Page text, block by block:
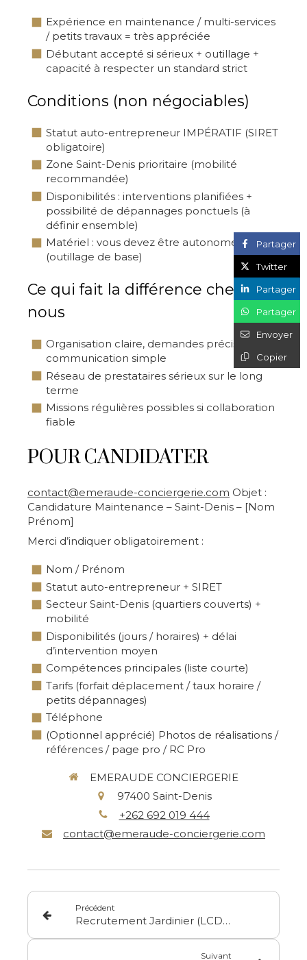
Expérience en maintenance / multi-services
/ petits travaux = très appréciée
Débutant accepté si sérieux + outillage +
capacité à respecter un standard strict
Conditions (non négociables)
Statut auto-entrepreneur IMPÉRATIF (SIRET
obligatoire)
Zone Saint-Denis prioritaire (mobilité
recommandée)
Disponibilités : interventions planifiées +
possibilité de dépannages ponctuels (à
définir ensemble)
Matériel : vous devez être autonome
(outillage de base)
Ce qui fait la différence chez
nous
Organisation claire, demandes précises,
communication simple
Réseau de prestataires sérieux sur le long
terme
Missions régulières possibles si collaboration
fiable
POUR CANDIDATER
contact@emeraude-conciergerie.com Objet :
Candidature Maintenance – Saint-Denis – [Nom
Prénom]
Merci d’indiquer obligatoirement :
Nom / Prénom
Statut auto-entrepreneur + SIRET
Secteur Saint-Denis (quartiers couverts) +
mobilité
Disponibilités (jours / horaires) + délai
d’intervention moyen
Compétences principales (liste courte)
Tarifs (forfait déplacement / taux horaire /
petits dépannages)
Téléphone
(Optionnel apprécié) Photos de réalisations /
références / page pro / RC Pro
EMERAUDE CONCIERGERIE
97400 Saint-Denis
+262 692 019 444
contact@emeraude-conciergerie.com
Précédent
Recrutement Jardinier (LCD / Airbnb) — Saint-Denis
Suivant
Partager
Twitter
Partager
Partager
Envoyer
Copier